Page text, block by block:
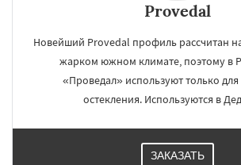
Provedal
Новейший Provedal профиль рассчитан
жарком южном климате, поэтому в
«Проведал» используют только для
остекления. Используются в
ЗАКАЗАТЬ